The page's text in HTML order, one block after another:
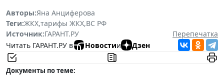
Авторы:Яна Анциферова
Теги:ЖКХ,тарифы ЖКХ,ВС РФ
Источник:ГАРАНТ.РУ
Перепечатка
Читать ГАРАНТ.РУ в
Новостии Дзен
Документы по теме: